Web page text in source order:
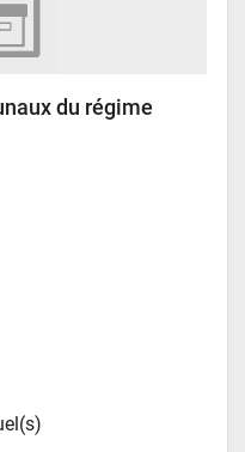
du régime